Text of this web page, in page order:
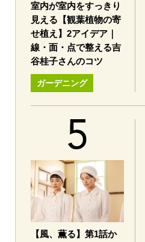
室内が室内をすっきり
見える【観葉植物の寄
せ植え】2アイデア｜
線・面・点で整える吉
谷桂子さんのコツ
ガーデニング
【風、薫る】第1話か